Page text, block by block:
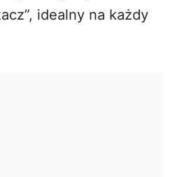
o idealny na każdy